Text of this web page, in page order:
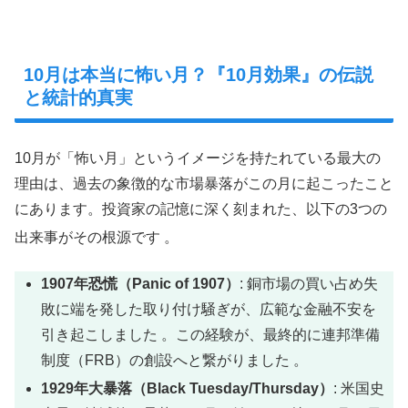
10月は本当に怖い月？『10月効果』の伝説
と統計的真実
10月が「怖い月」というイメージを持たれている最大の
理由は、過去の象徴的な市場暴落がこの月に起こったこと
にあります。投資家の記憶に深く刻まれた、以下の3つの
出来事がその根源です 。
1907年恐慌（Panic of 1907） : 銅市場の買い占め失
敗に端を発した取り付け騒ぎが、広範な金融不安を
引き起こしました 。この経験が、最終的に連邦準備
制度（FRB）の創設へと繋がりました 。
1929年大暴落（Black Tuesday/Thursday） : 米国史